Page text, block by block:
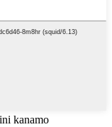
kanamo